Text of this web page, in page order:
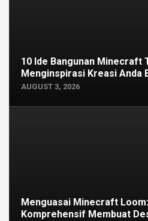
10 Ide Bangunan Minecraft
Menginspirasi Kreasi Anda
AUGUST 3, 2026
Menguasai Minecraft
Komprehensif Membuat